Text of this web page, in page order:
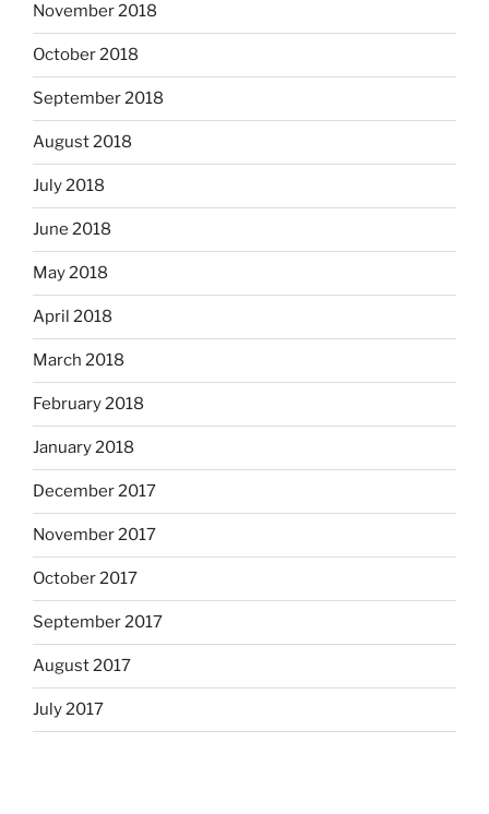
November 2018
October 2018
September 2018
August 2018
July 2018
June 2018
May 2018
April 2018
March 2018
February 2018
January 2018
December 2017
November 2017
October 2017
September 2017
August 2017
July 2017